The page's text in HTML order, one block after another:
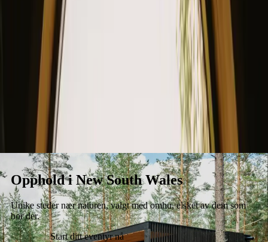
Opphold Gavekort
Opphold i New South Wales
Unike steder nær naturen, valgt med omhu, elsket av dem som
bor der.
Start ditt eventyr nå